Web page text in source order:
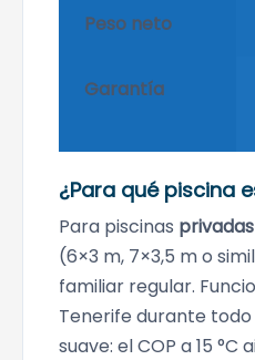
Peso neto
Garantía
¿Para qué piscina
Para piscinas
(6×3 m, 7×3,5 m o
familiar regular.
Tenerife durante
suave: el COP a 15 °C